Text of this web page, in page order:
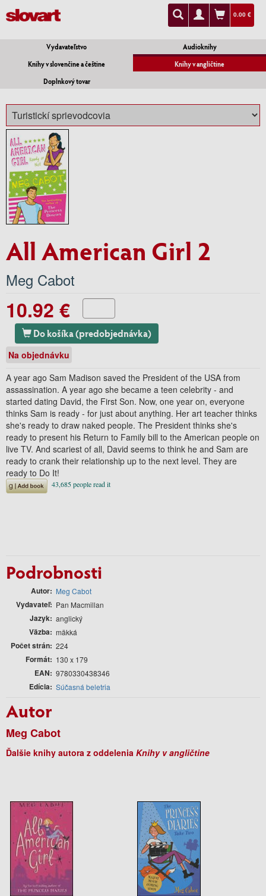
0.00 €
Vydavateľstvo
Audioknihy
Knihy v slovenčine a češtine
Knihy v angličtine
Doplnkový tovar
All American Girl 2
Meg Cabot
10.92 €
Do košíka (predobjednávka)
Na objednávku
A year ago Sam Madison saved the President of the USA from
assassination. A year ago she became a teen celebrity - and
started dating David, the First Son. Now, one year on, everyone
thinks Sam is ready - for just about anything. Her art teacher thinks
she's ready to draw naked people. The President thinks she's
ready to present his Return to Family bill to the American people on
live TV. And scariest of all, David seems to think he and Sam are
ready to crank their relationship up to the next level. They are
ready to Do It!
Podrobnosti
Autor Meg Cabot
Vydavateľ Pan Macmillan
Jazyk anglický
Väzba mäkká
Počet strán 224
Formát 130 x 179
EAN 9780330438346
Edícia Súčasná beletria
Autor
Meg Cabot
Ďalšie knihy autora z oddelenia Knihy v angličtine